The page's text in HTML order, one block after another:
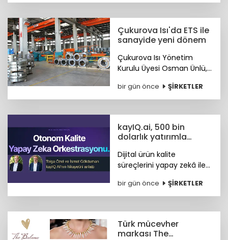
Çukurova Isı'da ETS ile
sanayide yeni dönem
Çukurova Isı Yönetim
Kurulu Üyesi Osman Ünlü,
ETS'nin sanayinin
uluslararası pazarlardaki
belirtti.
bir gün önce ŞİRKETLER
kayIQ.ai, 500 bin
dolarlık yatırımla
Dijital ürün kalite
süreçlerini yapay zekâ ile
kayIQ.ai platformu, 500
bin dolarlık yatırımla
bir gün önce ŞİRKETLER
Türk mücevher
markası The